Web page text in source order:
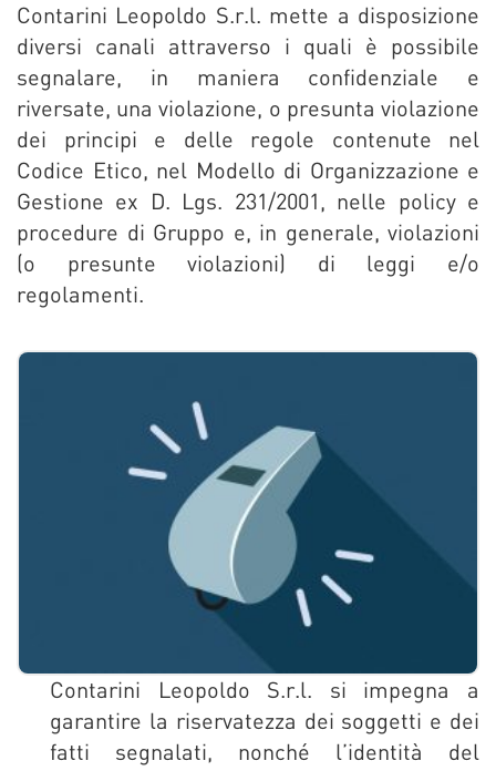
Contarini Leopoldo S.r.l. mette a disposizione
diversi canali attraverso i quali è possibile
segnalare, in maniera confidenziale e
riversate, una violazione, o presunta violazione
dei principi e delle regole contenute nel
Codice Etico, nel Modello di Organizzazione e
Gestione ex D. Lgs. 231/2001, nelle policy e
procedure di Gruppo e, in generale, violazioni
(o presunte violazioni) di leggi e/o
regolamenti.
Contarini Leopoldo S.r.l. si impegna a
garantire la riservatezza dei soggetti e dei
fatti segnalati, nonché l’identità del